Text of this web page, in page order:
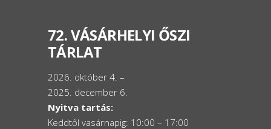
72. VÁSÁRHELYI ŐSZI
TÁRLAT
2026. október 4. –
2025. december 6.
Nyitva tartás:
Keddtől vasárnapig: 10:00 – 17:00